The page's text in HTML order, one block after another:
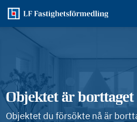
Objektet är borttaget
Objektet du försökte nå är